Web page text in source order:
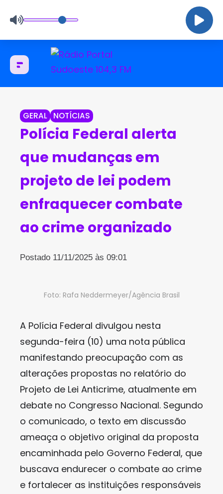
GERAL NOTÍCIAS
Polícia Federal alerta
que mudanças em
projeto de lei podem
enfraquecer combate
ao crime organizado
Postado 11/11/2025 às 09:01
Foto: Rafa Neddermeyer/Agência Brasil
A Polícia Federal divulgou nesta
segunda-feira (10) uma nota pública
manifestando preocupação com as
alterações propostas no relatório do
Projeto de Lei Anticrime, atualmente em
debate no Congresso Nacional. Segundo
o comunicado, o texto em discussão
ameaça o objetivo original da proposta
encaminhada pelo Governo Federal, que
buscava endurecer o combate ao crime
e fortalecer as instituições responsáveis